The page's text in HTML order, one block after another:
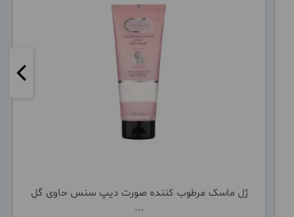
ژل ماسک مرطوب کننده صورت دیپ سنس حاوی گل
...